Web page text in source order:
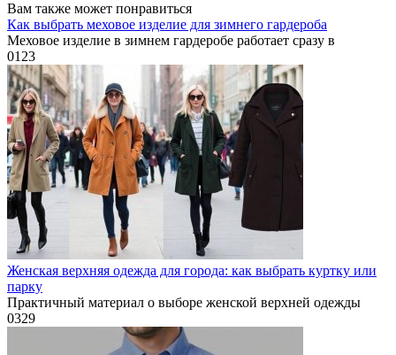
Вам также может понравиться
Как выбрать меховое изделие для зимнего гардероба
Меховое изделие в зимнем гардеробе работает сразу в
0123
Женская верхняя одежда для города: как выбрать куртку или
парку
Практичный материал о выборе женской верхней одежды
0329